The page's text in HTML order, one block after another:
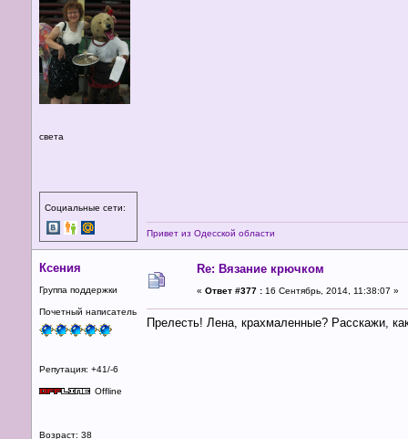
света
Социальные сети:
Привет из Одесской области
Ксения
Группа поддержки
Почетный написатель
Репутация: +41/-6
Offline
Возраст: 38
Re: Вязание крючком
« Ответ #377 : 16 Сентябрь, 2014, 11:38:07 »
Прелесть! Лена, крахмаленные? Расскажи,